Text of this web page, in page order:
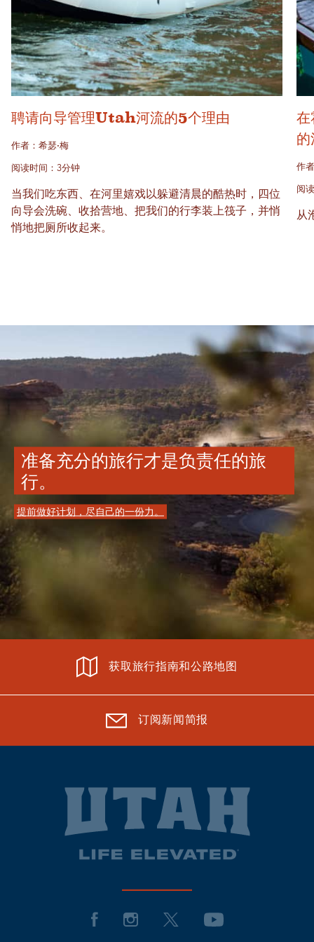
聘请向导管理Utah河流的5个理由
作者：希瑟·梅
阅读时间：3分钟
当我们吃东西、在河里嬉戏以躲避清晨的酷热时，四位
向导会洗碗、收拾营地、把我们的行李装上筏子，并悄
悄地把厕所收起来。
在
作
阅
从
准备充分的旅行才是负责任的旅
行。
提前做好计划，尽自己的一份力。
获取旅行指南和公路地图
订阅新闻简报